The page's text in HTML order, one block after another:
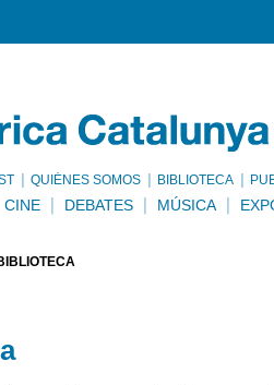
QUIÉNES SOMOS BIBLIOTECA
CINE DEBATES MÚSICA